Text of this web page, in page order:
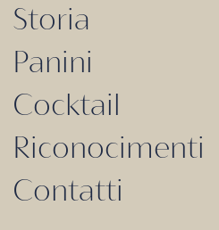
Storia
Panini
Cocktail
Riconocimenti
Contatti